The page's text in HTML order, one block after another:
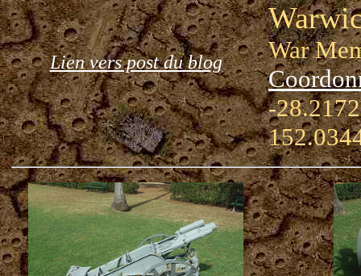
Lien vers post du blog
War
-